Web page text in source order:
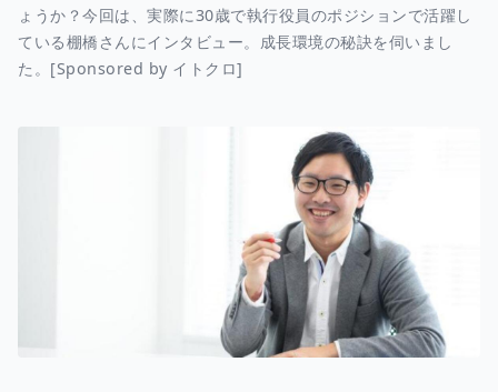
ょうか？今回は、実際に30歳で執行役員のポジションで活躍し
ている棚橋さんにインタビュー。成長環境の秘訣を伺いまし
た。[Sponsored by イトクロ]